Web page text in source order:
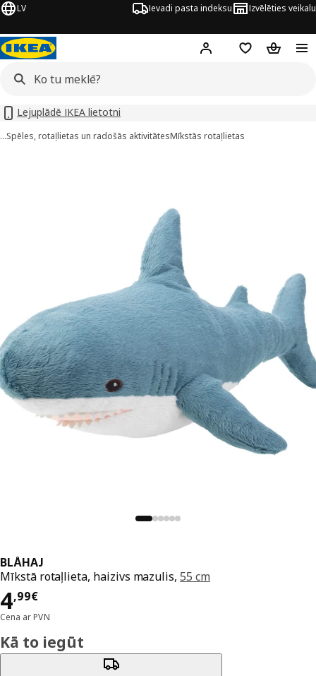
LV Ievadi pasta indeksu Izvēlēties veikalu
Hej! Pierakstīties
PirkumuPirkumu
Lejuplādē IKEA lietotni
…Spēles, rotaļlietas un radošās aktivitātesMīkstās rotaļlietas
BLÅHAJ
Mīkstā rotaļlieta, haizivs mazulis,55 cm
4,99€
Cena 4,99€
Cena ar PVN
Kā to iegūt